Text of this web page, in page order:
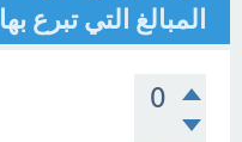
المبالغ التي تبرع
0